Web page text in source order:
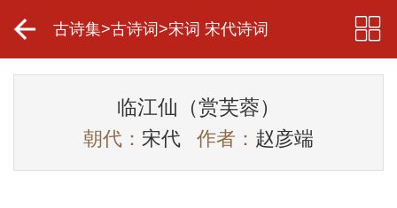
古诗集>古诗词 >宋词 宋代诗词
临江仙（赏芙蓉）
朝代： 宋代 作者： 赵彦端